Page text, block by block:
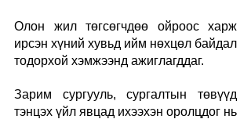
Олон жил төгсөгчдөө ойроос харж
ирсэн хүний хувьд ийм нөхцөл байдал
тодорхой хэмжээнд ажиглагддаг.
Зарим сургууль, сургалтын төвүүд
тэнцэх үйл явцад ихээхэн оролцдог нь